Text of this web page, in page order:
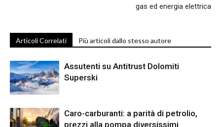
gas ed energia elettrica
Articoli Correlati Più articoli dallo stesso autore
Assutenti su Antitrust Dolomiti
Superski
Caro-carburanti: a parità di petrolio,
prezzi alla pompa diversissimi